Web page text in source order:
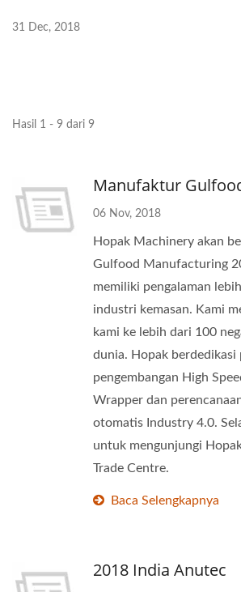
31 Dec, 2018
Hasil 1 - 9 dari 9
Manufaktur
06 Nov, 2018
Hopak Machinery akan
Gulfood Manufacturing
memiliki pengalaman
industri kemasan. Kami
kami ke lebih dari 100
dunia. Hopak berdedikasi
pengembangan High
Wrapper dan
otomatis Industry 4.0.
untuk mengunjungi
Trade Centre.
Baca Selengkapnya
2018 India Anutec